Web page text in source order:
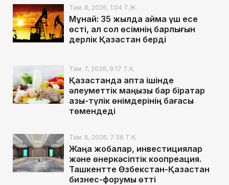
Там. 8, 2026, 1:04 Т.Ж.
Мұнай: 35 жылда аймақ үш есе
өсті, ал сол өсімнің барлығын
дерлік Қазақстан берді
Там. 7, 2026, 9:17 Т.Қ.
Қазақстанда апта ішінде
әлеуметтік маңызы бар бірқатар
азық-түлік өнімдерінің бағасы
төмендеді
Там. 6, 2026, 7:36 Т.Қ.
Жаңа жобалар, инвестициялар
және өнеркәсіптік коопреация.
Ташкентте Өзбекстан-Қазақстан
бизнес-форумы өтті